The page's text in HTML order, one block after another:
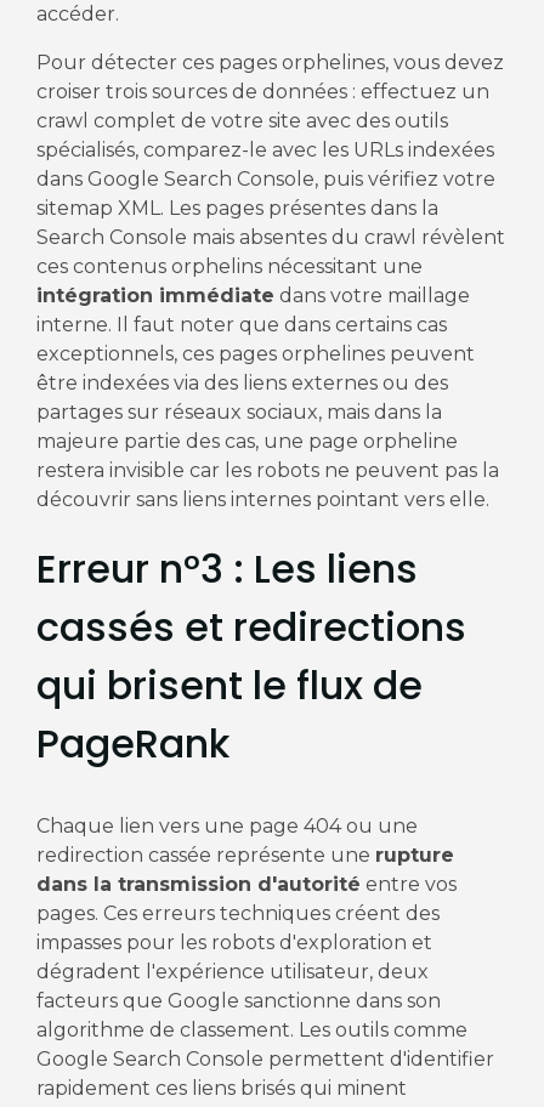
accéder.
Pour détecter ces pages orphelines, vous devez
croiser trois sources de données : effectuez un
crawl complet de votre site avec des outils
spécialisés, comparez-le avec les URLs indexées
dans Google Search Console, puis vérifiez votre
sitemap XML. Les pages présentes dans la
Search Console mais absentes du crawl révèlent
ces contenus orphelins nécessitant une
intégration immédiate dans votre maillage
interne. Il faut noter que dans certains cas
exceptionnels, ces pages orphelines peuvent
être indexées via des liens externes ou des
partages sur réseaux sociaux, mais dans la
majeure partie des cas, une page orpheline
restera invisible car les robots ne peuvent pas la
découvrir sans liens internes pointant vers elle.
Erreur n°3 : Les liens
cassés et redirections
qui brisent le flux de
PageRank
Chaque lien vers une page 404 ou une
redirection cassée représente une rupture
dans la transmission d'autorité entre vos
pages. Ces erreurs techniques créent des
impasses pour les robots d'exploration et
dégradent l'expérience utilisateur, deux
facteurs que Google sanctionne dans son
algorithme de classement. Les outils comme
Google Search Console permettent d'identifier
rapidement ces liens brisés qui minent